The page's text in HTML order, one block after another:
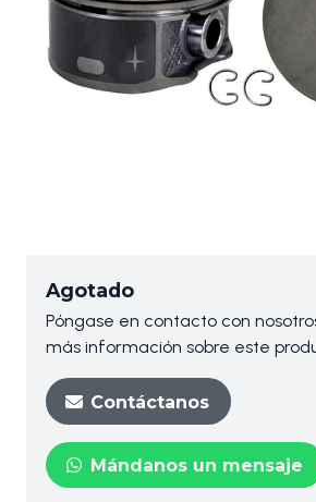
Agotado
Póngase en contacto con
más información sobre este
Contáctanos
Mándanos un mensaje